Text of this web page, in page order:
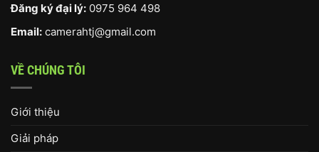
Đăng ký đại lý: 0975 964 498
Email: camerahtj@gmail.com
VỀ CHÚNG TÔI
Giới thiệu
Giải pháp